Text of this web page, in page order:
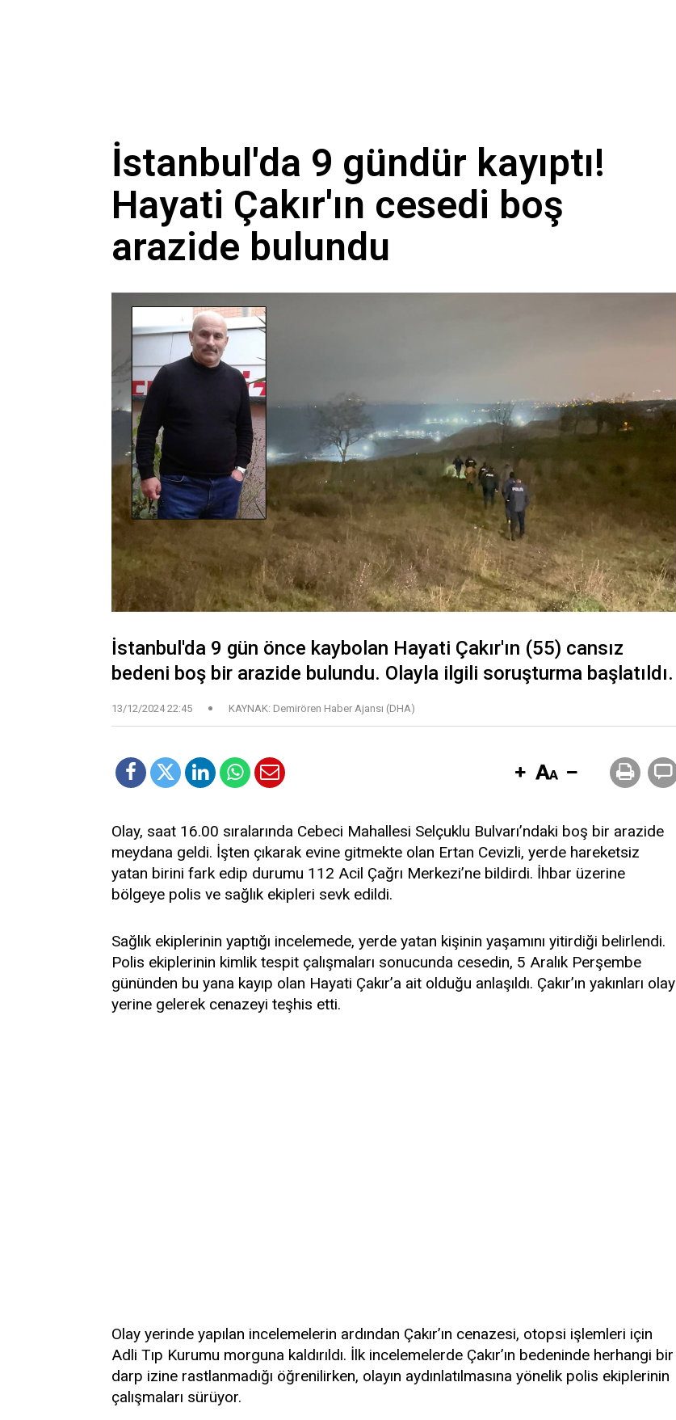
İstanbul'da 9 gündür kayıptı!
Hayati Çakır'ın cesedi boş
arazide bulundu
İstanbul'da 9 gün önce kaybolan Hayati Çakır'ın (55) cansız
bedeni boş bir arazide bulundu. Olayla ilgili soruşturma başlatıldı.
13/12/2024 22:45 KAYNAK: Demirören Haber Ajansı (DHA)
Olay, saat 16.00 sıralarında Cebeci Mahallesi Selçuklu Bulvarı’ndaki boş bir arazide
meydana geldi. İşten çıkarak evine gitmekte olan Ertan Cevizli, yerde hareketsiz
yatan birini fark edip durumu 112 Acil Çağrı Merkezi’ne bildirdi. İhbar üzerine
bölgeye polis ve sağlık ekipleri sevk edildi.
Sağlık ekiplerinin yaptığı incelemede, yerde yatan kişinin yaşamını yitirdiği belirlendi.
Polis ekiplerinin kimlik tespit çalışmaları sonucunda cesedin, 5 Aralık Perşembe
gününden bu yana kayıp olan Hayati Çakır’a ait olduğu anlaşıldı. Çakır’ın yakınları olay
yerine gelerek cenazeyi teşhis etti.
Olay yerinde yapılan incelemelerin ardından Çakır’ın cenazesi, otopsi işlemleri için
Adli Tıp Kurumu morguna kaldırıldı. İlk incelemelerde Çakır’ın bedeninde herhangi bir
darp izine rastlanmadığı öğrenilirken, olayın aydınlatılmasına yönelik polis ekiplerinin
çalışmaları sürüyor.